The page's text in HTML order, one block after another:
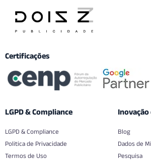
Certificações
LGPD & Compliance
LGPD & Compliance
Politica de Privacidade
Termos de Uso
Inovação
Blog
Dados de
Pesquisa